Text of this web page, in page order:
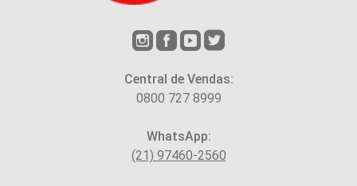
Central de Vendas:
0800 727 8999
WhatsApp:
(21) 97460-2560